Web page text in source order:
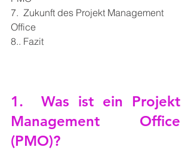
7.  Zukunft des Projekt Management
Office
8.. Fazit
1.  Was ist ein Projekt
Management Office
(PMO)?